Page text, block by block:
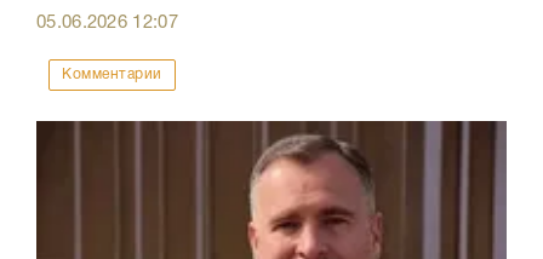
05.06.2026 12:07
Комментарии